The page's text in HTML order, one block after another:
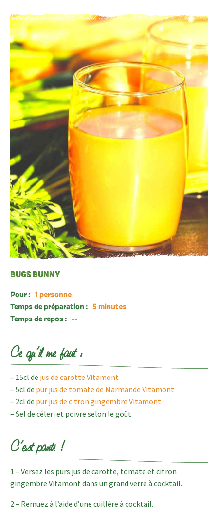
BUGS BUNNY
Pour :
1 personne
Temps de préparation :
5 minutes
Temps de repos :
--
Ce qu’il me faut :
– 15cl de jus de carotte Vitamont
– 5cl de pur jus de tomate de Marmande Vitamont
– 2cl de pur jus de citron gingembre Vitamont
– Sel de céleri et poivre selon le goût
C’est parti !
1 – Versez les purs jus de carotte, tomate et citron
gingembre Vitamont dans un grand verre à cocktail.
2 – Remuez à l’aide d’une cuillère à cocktail.